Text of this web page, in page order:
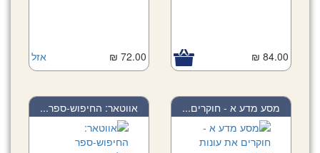
84.00 ₪ אזל 72.00 ₪
מסע מדע א - חוקרים... אווטאר: החיפוש-ספר...